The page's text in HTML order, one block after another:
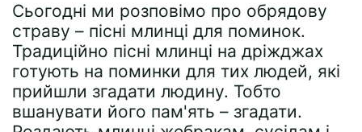
Сьогодні ми розповімо про обрядову
страву – пісні млинці для поминок.
Традиційно пісні млинці на дріжджах
готують на поминки для тих людей, які
прийшли згадати людину. Тобто
вшанувати його пам'ять – згадати.